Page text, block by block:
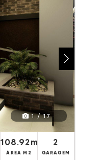
1 / 17
108.92m²
ÁREA M2
2
GARAGEM